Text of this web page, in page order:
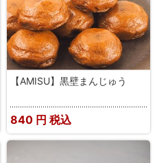
【AMISU】黒壁まんじゅう
840 円 税込